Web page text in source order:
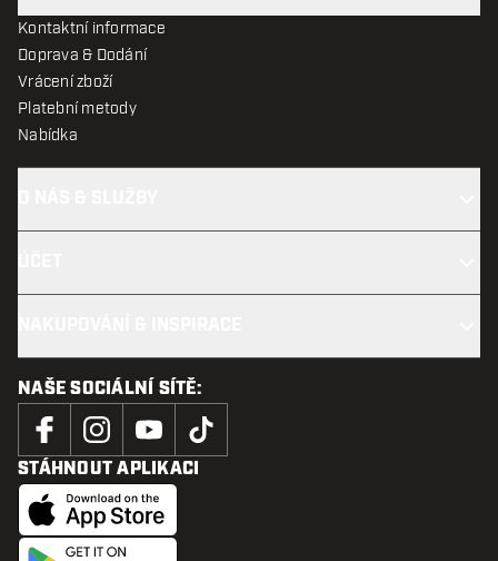
Kontaktní informace
Doprava & Dodání
Vrácení zboží
Platební metody
Nabídka
NAŠE SOCIÁLNÍ SÍTĚ:
STÁHNOUT APLIKACI